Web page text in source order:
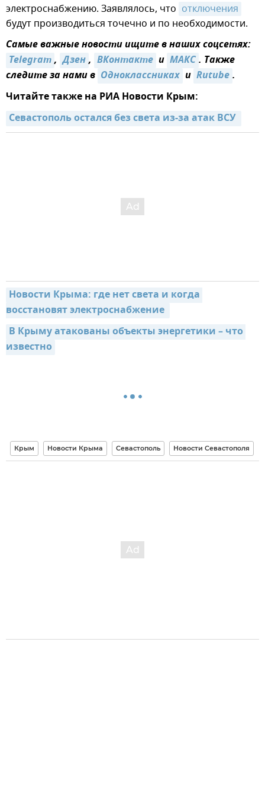
электроснабжению. Заявлялось, что отключения
будут производиться точечно и по необходимости.
Самые важные новости ищите в наших соцсетях:
Telegram, Дзен, ВКонтакте и MAКС. Также
следите за нами в Одноклассниках и Rutube.
Читайте также на РИА Новости Крым:
Севастополь остался без света из-за атак ВСУ
Новости Крыма: где нет света и когда
восстановят электроснабжение
В Крыму атакованы объекты энергетики – что
известно
Крым Новости Крыма Севастополь Новости Севастополя